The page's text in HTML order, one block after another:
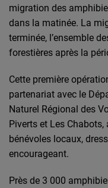
migration des
dans la matinée. La
terminée, l’ensemble
forestières après la
Cette première
partenariat avec le
Naturel Régional des
Piverts et Les
bénévoles locaux,
encourageant.
Près de 3 000